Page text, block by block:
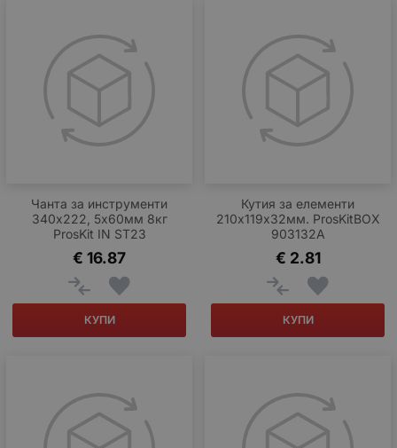
Чанта за инструменти
340х222, 5х60мм 8кг
ProsKit IN SТ23
16.87
€
КУПИ
Кутия за елементи
210х119х32мм. ProsKitВОХ
903132А
2.81
€
КУПИ